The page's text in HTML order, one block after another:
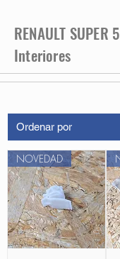
RENAULT SUPER
Interiores
NOVEDAD